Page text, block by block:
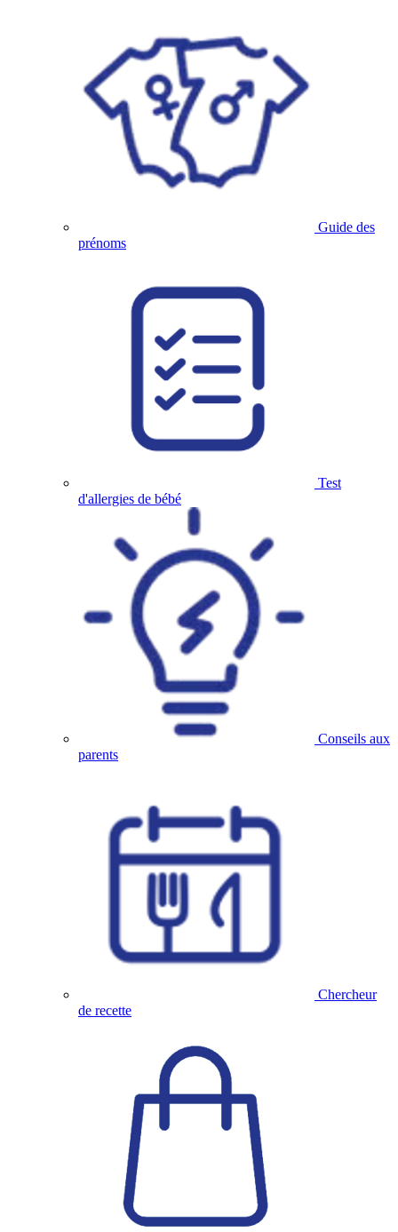
Guide des
prénoms
Test
d'allergies de bébé
Conseils aux
parents
Chercheur
de recette